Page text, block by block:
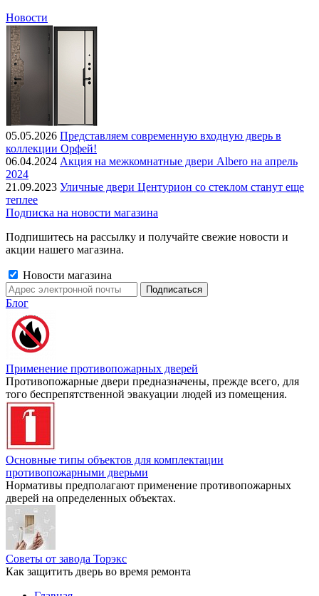
Новости
05.05.2026 Представляем современную входную дверь в
коллекции Орфей!
06.04.2024 Акция на межкомнатные двери Albero на апрель
2024
21.09.2023 Уличные двери Центурион со стеклом станут еще
теплее
Подписка на новости магазина
Подпишитесь на рассылку и получайте свежие новости и
акции нашего магазина.
Новости магазина
Блог
Применение противопожарных дверей
Противопожарные двери предназначены, прежде всего, для
того беспрепятственной эвакуации людей из помещения.
Основные типы объектов для комплектации
противопожарными дверьми
Нормативы предполагают применение противопожарных
дверей на определенных объектах.
Советы от завода Торэкс
Как защитить дверь во время ремонта